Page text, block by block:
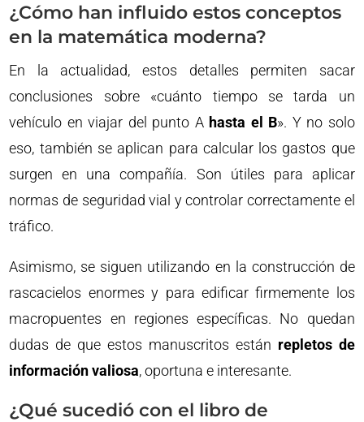
¿Cómo han influido estos conceptos
en la matemática moderna?
En la actualidad, estos detalles permiten sacar
conclusiones sobre «cuánto tiempo se tarda un
vehículo en viajar del punto A hasta el B». Y no solo
eso, también se aplican para calcular los gastos que
surgen en una compañía. Son útiles para aplicar
normas de seguridad vial y controlar correctamente el
tráfico.
Asimismo, se siguen utilizando en la construcción de
rascacielos enormes y para edificar firmemente los
macropuentes en regiones específicas. No quedan
dudas de que estos manuscritos están repletos de
información valiosa, oportuna e interesante.
¿Qué sucedió con el libro de